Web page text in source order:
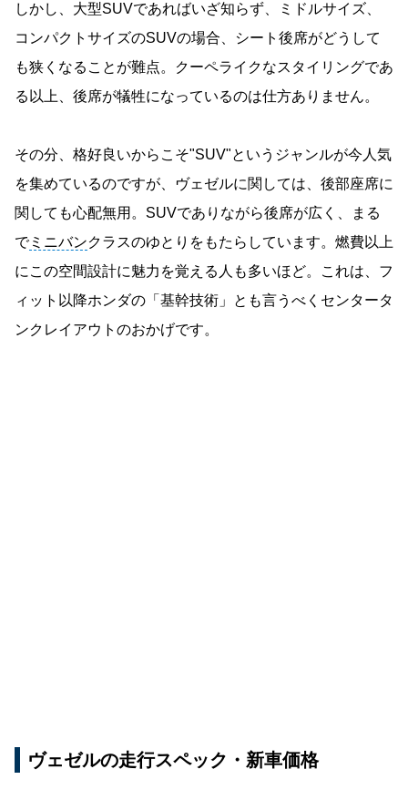
しかし、大型SUVであればいざ知らず、ミドルサイズ、
コンパクトサイズのSUVの場合、シート後席がどうして
も狭くなることが難点。クーペライクなスタイリングであ
る以上、後席が犠牲になっているのは仕方ありません。
その分、格好良いからこそ"SUV"というジャンルが今人気
を集めているのですが、ヴェゼルに関しては、後部座席に
関しても心配無用。SUVでありながら後席が広く、まる
でミニバンクラスのゆとりをもたらしています。燃費以上
にこの空間設計に魅力を覚える人も多いほど。これは、フ
ィット以降ホンダの「基幹技術」とも言うべくセンタータ
ンクレイアウトのおかげです。
ヴェゼルの走行スペック・新車価格